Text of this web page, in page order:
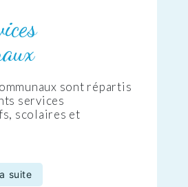
sont répartis
services
scolaires et
suite